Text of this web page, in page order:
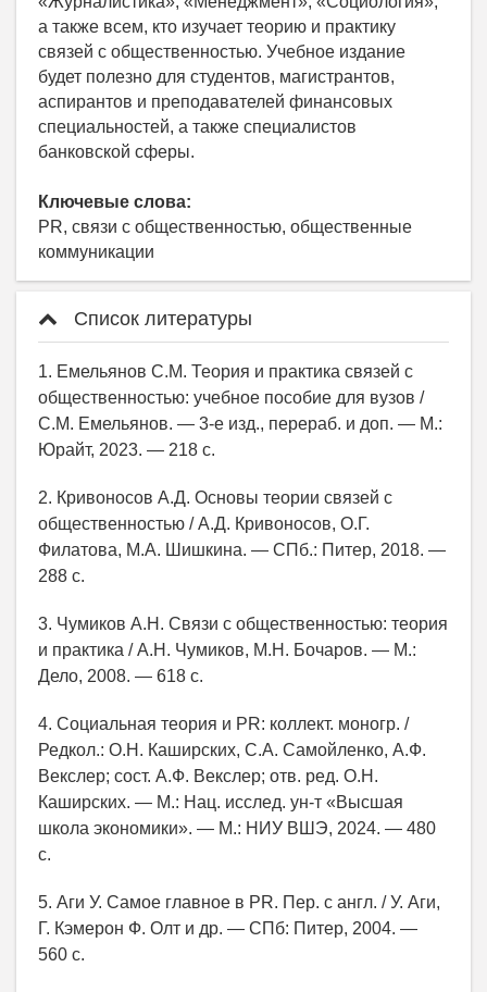
а также всем, кто изучает теорию и практику
связей с общественностью. Учебное издание
будет полезно для студентов, магистрантов,
аспирантов и преподавателей финансовых
специальностей, а также специалистов
банковской сферы.
Ключевые слова:
PR, связи с общественностью, общественные
коммуникации
Список литературы
1. Емельянов С.М. Теория и практика связей с
общественностью: учебное пособие для вузов /
С.М. Емельянов. — 3-е изд., перераб. и доп. — М.:
Юрайт, 2023. — 218 с.
2. Кривоносов А.Д. Основы теории связей с
общественностью / А.Д. Кривоносов, О.Г.
Филатова, М.А. Шишкина. — СПб.: Питер, 2018. —
288 с.
3. Чумиков А.Н. Связи с общественностью: теория
и практика / А.Н. Чумиков, М.Н. Бочаров. — М.:
Дело, 2008. — 618 с.
4. Социальная теория и PR: коллект. моногр. /
Редкол.: О.Н. Каширских, С.А. Самойленко, А.Ф.
Векслер; сост. А.Ф. Векслер; отв. ред. О.Н.
Каширских. — М.: Нац. исслед. ун-т «Высшая
школа экономики». — М.: НИУ ВШЭ, 2024. — 480
с.
5. Аги У. Самое главное в PR. Пер. с англ. / У. Аги,
Г. Кэмерон Ф. Олт и др. — СПб: Питер, 2004. —
560 с.